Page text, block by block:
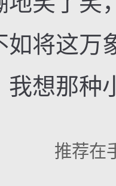
如将这万
我想那种
推荐在